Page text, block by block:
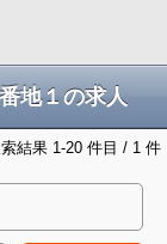
地１の求人
結果 1-20 件目 / 1 件